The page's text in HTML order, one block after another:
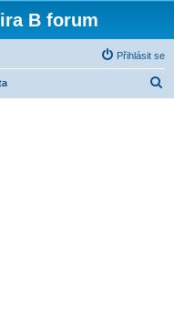
B forum
Přihlásit se